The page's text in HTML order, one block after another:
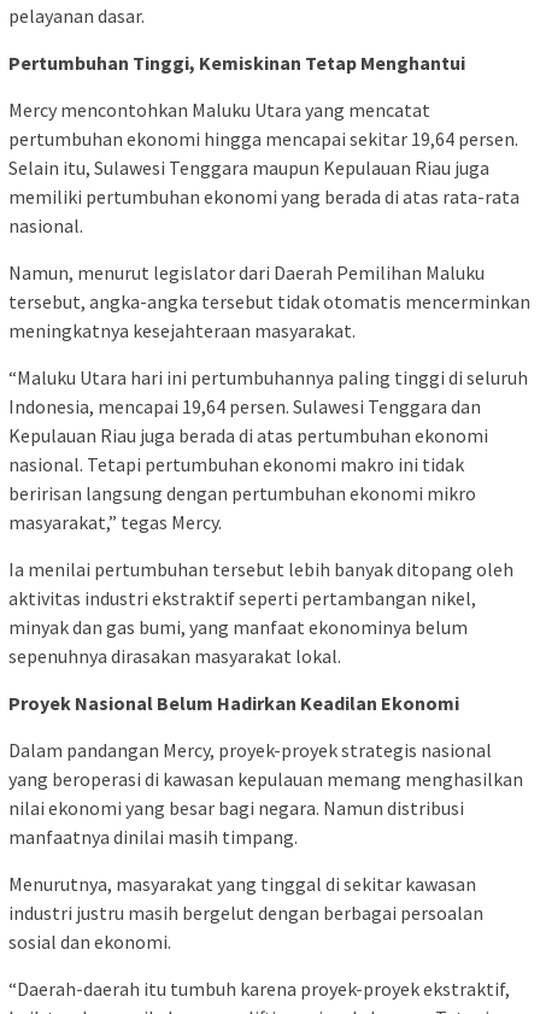
pelayanan dasar.
Pertumbuhan Tinggi, Kemiskinan Tetap Menghantui
Mercy mencontohkan Maluku Utara yang mencatat
pertumbuhan ekonomi hingga mencapai sekitar 19,64 persen.
Selain itu, Sulawesi Tenggara maupun Kepulauan Riau juga
memiliki pertumbuhan ekonomi yang berada di atas rata-rata
nasional.
Namun, menurut legislator dari Daerah Pemilihan Maluku
tersebut, angka-angka tersebut tidak otomatis mencerminkan
meningkatnya kesejahteraan masyarakat.
“Maluku Utara hari ini pertumbuhannya paling tinggi di seluruh
Indonesia, mencapai 19,64 persen. Sulawesi Tenggara dan
Kepulauan Riau juga berada di atas pertumbuhan ekonomi
nasional. Tetapi pertumbuhan ekonomi makro ini tidak
beririsan langsung dengan pertumbuhan ekonomi mikro
masyarakat,” tegas Mercy.
Ia menilai pertumbuhan tersebut lebih banyak ditopang oleh
aktivitas industri ekstraktif seperti pertambangan nikel,
minyak dan gas bumi, yang manfaat ekonominya belum
sepenuhnya dirasakan masyarakat lokal.
Proyek Nasional Belum Hadirkan Keadilan Ekonomi
Dalam pandangan Mercy, proyek-proyek strategis nasional
yang beroperasi di kawasan kepulauan memang menghasilkan
nilai ekonomi yang besar bagi negara. Namun distribusi
manfaatnya dinilai masih timpang.
Menurutnya, masyarakat yang tinggal di sekitar kawasan
industri justru masih bergelut dengan berbagai persoalan
sosial dan ekonomi.
“Daerah-daerah itu tumbuh karena proyek-proyek ekstraktif,